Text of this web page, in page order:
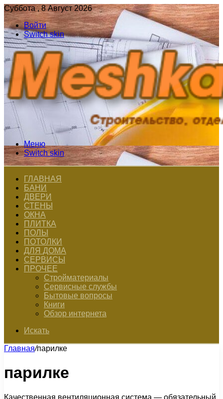
Суббота , 8 Август 2026
Войти
Switch skin
Меню
Switch skin
ГЛАВНАЯ
БАНИ
ДВЕРИ
СТЕНЫ
ОКНА
ПЛИТКА
ПОЛЫ
ПОТОЛКИ
ДЛЯ ДОМА
СЕРВИСЫ
ПРОЧЕЕ
Стройматериалы
Сервисные службы
Бытовые вопросы
Книги
Обзор интернета
Искать
Главная/парилке
парилке
Качественная вентиляционная система — обязательный